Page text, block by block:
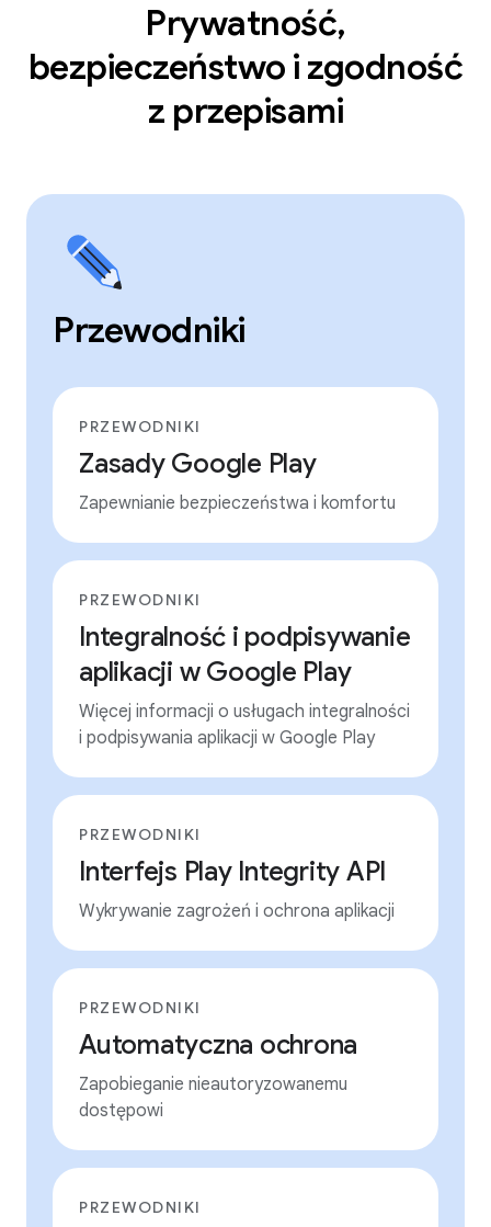
Prywatność,
bezpieczeństwo i zgodność
z przepisami
Przewodniki
PRZEWODNIKI
Zasady Google Play
Zapewnianie bezpieczeństwa i komfortu
PRZEWODNIKI
Integralność i podpisywanie
aplikacji w Google Play
Więcej informacji o usługach integralności
i podpisywania aplikacji w Google Play
PRZEWODNIKI
Interfejs Play Integrity API
Wykrywanie zagrożeń i ochrona aplikacji
PRZEWODNIKI
Automatyczna ochrona
Zapobieganie nieautoryzowanemu
dostępowi
PRZEWODNIKI